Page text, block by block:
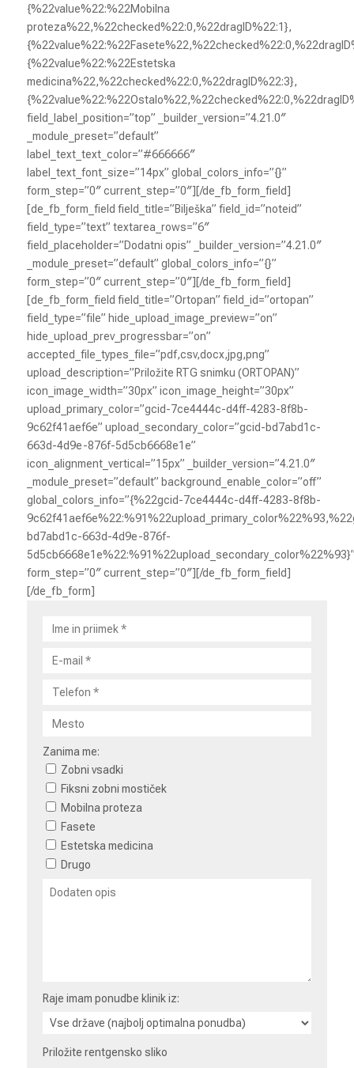
{%22value%22:%22Mobilna
proteza%22,%22checked%22:0,%22dragID%22:1},
{%22value%22:%22Estetska
medicina%22,%22checked%22:0,%22dragID%22:3},
field_label_position=”top” _builder_version=”4.21.0″
_module_preset=”default”
label_text_text_color=”#666666″
label_text_font_size=”14px” global_colors_info=”{}”
form_step=”0″ current_step=”0″][/de_fb_form_field]
[de_fb_form_field field_title=”Bilješka” field_id=”noteid”
field_type=”text” textarea_rows=”6″
field_placeholder=”Dodatni opis” _builder_version=”4.21.0″
_module_preset=”default” global_colors_info=”{}”
form_step=”0″ current_step=”0″][/de_fb_form_field]
[de_fb_form_field field_title=”Ortopan” field_id=”ortopan”
field_type=”file” hide_upload_image_preview=”on”
hide_upload_prev_progressbar=”on”
accepted_file_types_file=”pdf,csv,docx,jpg,png”
upload_description=”Priložite RTG snimku (ORTOPAN)”
icon_image_width=”30px” icon_image_height=”30px”
upload_primary_color=”gcid-7ce4444c-d4ff-4283-8f8b-
9c62f41aef6e” upload_secondary_color=”gcid-bd7abd1c-
663d-4d9e-876f-5d5cb6668e1e”
icon_alignment_vertical=”15px” _builder_version=”4.21.0″
_module_preset=”default” background_enable_color=”off”
global_colors_info=”{%22gcid-7ce4444c-d4ff-4283-8f8b-
bd7abd1c-663d-4d9e-876f-
form_step=”0″ current_step=”0″][/de_fb_form_field]
[/de_fb_form]
Zanima me:
Zobni vsadki
Fiksni zobni mostiček
Mobilna proteza
Fasete
Estetska medicina
Drugo
Raje imam ponudbe klinik iz:
Priložite rentgensko sliko